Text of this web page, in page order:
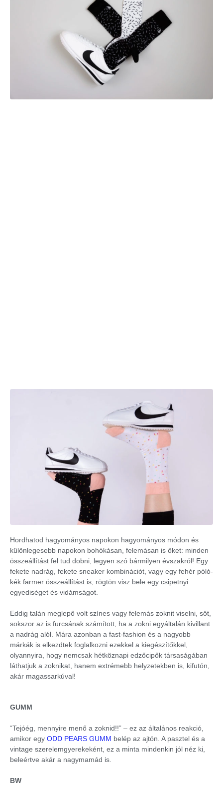
Hordhatod hagyományos napokon hagyományos módon és
különlegesebb napokon bohókásan, felemásan is őket: minden
összeállítást fel tud dobni, legyen szó bármilyen évszakról! Egy
fekete nadrág, fekete sneaker kombinációt, vagy egy fehér póló-
kék farmer összeállítást is, rögtön visz bele egy csipetnyi
egyediséget és vidámságot.
Eddig talán meglepő volt színes vagy felemás zoknit viselni, sőt,
sokszor az is furcsának számított, ha a zokni egyáltalán kivillant
a nadrág alól. Mára azonban a fast-fashion és a nagyobb
márkák is elkezdtek foglalkozni ezekkel a kiegészítőkkel,
olyannyira, hogy nemcsak hétköznapi edzőcipők társaságában
láthatjuk a zoknikat, hanem extrémebb helyzetekben is, kifutón,
akár magassarkúval!
GUMM
“Tejóég, mennyire menő a zoknid!!” – ez az általános reakció,
amikor egy ODD PEARS GUMM belép az ajtón. A pasztel és a
vintage szerelemgyerekeként, ez a minta mindenkin jól néz ki,
beleértve akár a nagymamád is.
BW